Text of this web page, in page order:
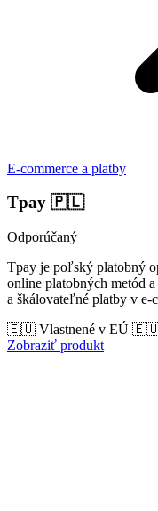
E-commerce a platby
Tpay 🇵🇱
Odporúčaný
Tpay je poľský platobný
online platobných metód
a škálovateľné platby v e-
🇪🇺 Vlastnené v EÚ 🇪🇺
Zobraziť produkt